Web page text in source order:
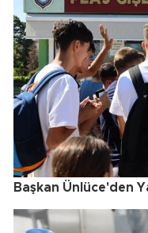
Başkan Ünlüce'den